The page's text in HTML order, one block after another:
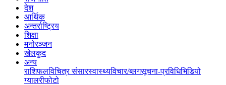
देश
आर्थिक
अन्तर्राष्ट्रिय
शिक्षा
मनोरञ्जन
खेलकुद
अन्य
राशिफलविचित्र संसारस्वास्थ्यविचार/ब्लगसूचना-प्रविधिभिडियो
ग्यालरीफोटो